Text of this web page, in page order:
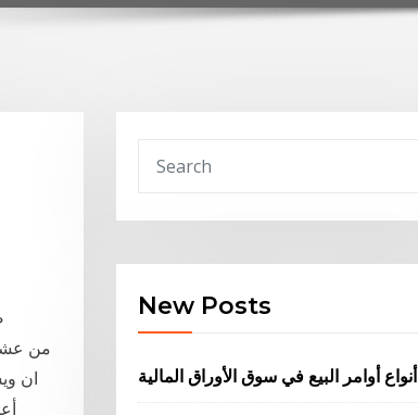
من
New Posts
أنواع أوامر البيع في سوق الأوراق المالية